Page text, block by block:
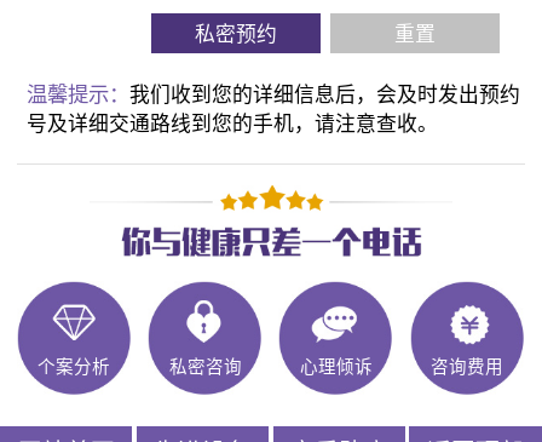
私密预约 重置
温馨提示：我们收到您的详细信息后，会及时发出预约
号及详细交通路线到您的手机，请注意查收。
个案分析 私密咨询 心理倾诉 咨询费用